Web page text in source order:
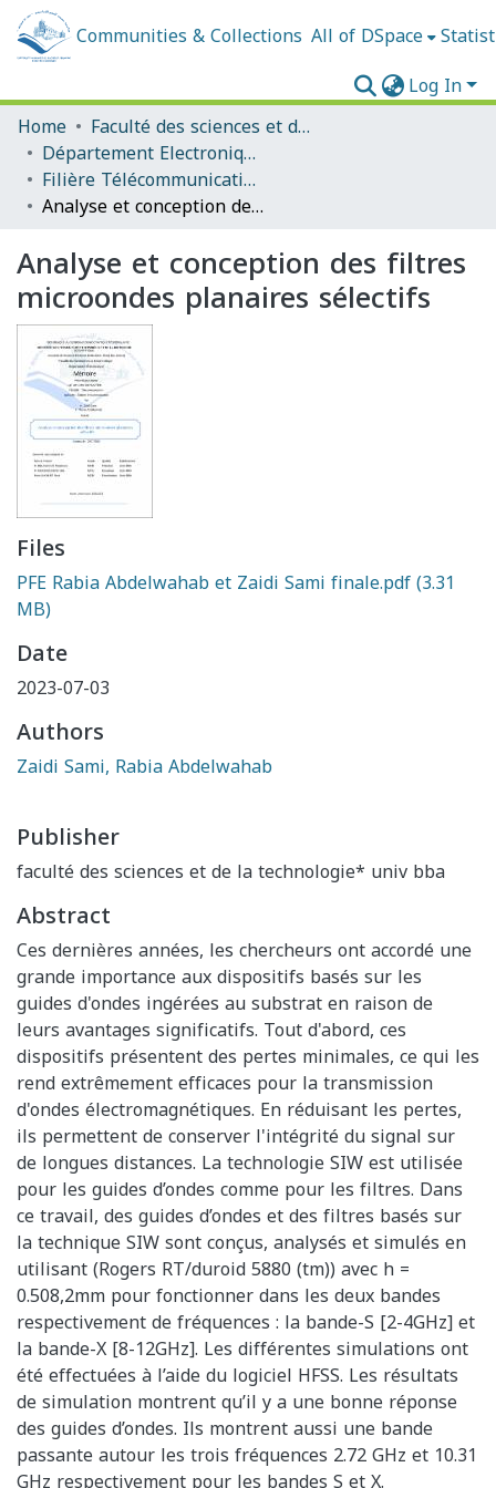
Communities & Collections All of DSpace
Log In
Home
Faculté des sciences et de la technologie
Département Electronique
Filière Télécommunications
Analyse et conception des filtres microondes planaires sélectifs
Analyse et conception des filtres
microondes planaires sélectifs
Files
PFE Rabia Abdelwahab et Zaidi Sami finale.pdf(3.31
MB)
Date
2023-07-03
Authors
Zaidi Sami, Rabia Abdelwahab
Publisher
faculté des sciences et de la technologie* univ bba
Abstract
Ces dernières années, les chercheurs ont accordé une
grande importance aux dispositifs basés sur les
guides d'ondes ingérées au substrat en raison de
leurs avantages significatifs. Tout d'abord, ces
dispositifs présentent des pertes minimales, ce qui les
rend extrêmement efficaces pour la transmission
d'ondes électromagnétiques. En réduisant les pertes,
ils permettent de conserver l'intégrité du signal sur
de longues distances. La technologie SIW est utilisée
pour les guides d’ondes comme pour les filtres. Dans
ce travail, des guides d’ondes et des filtres basés sur
la technique SIW sont conçus, analysés et simulés en
utilisant (Rogers RT/duroid 5880 (tm)) avec h =
0.508,2mm pour fonctionner dans les deux bandes
respectivement de fréquences : la bande-S [2-4GHz] et
la bande-X [8-12GHz]. Les différentes simulations ont
été effectuées à l’aide du logiciel HFSS. Les résultats
de simulation montrent qu’il y a une bonne réponse
des guides d’ondes. Ils montrent aussi une bande
passante autour les trois fréquences 2.72 GHz et 10.31